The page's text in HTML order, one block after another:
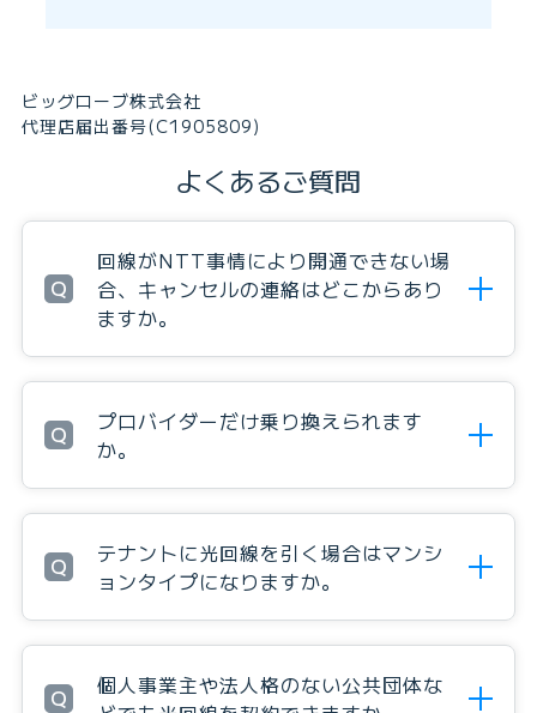
ビッグローブ株式会社
代理店届出番号(C1905809)
よくあるご質問
Q
回線がNTT事情により開通できない場
合、キャンセルの連絡はどこからあり
ますか。
Q
プロバイダーだけ乗り換えられます
か。
Q
テナントに光回線を引く場合はマンシ
ョンタイプになりますか。
Q
個人事業主や法人格のない公共団体な